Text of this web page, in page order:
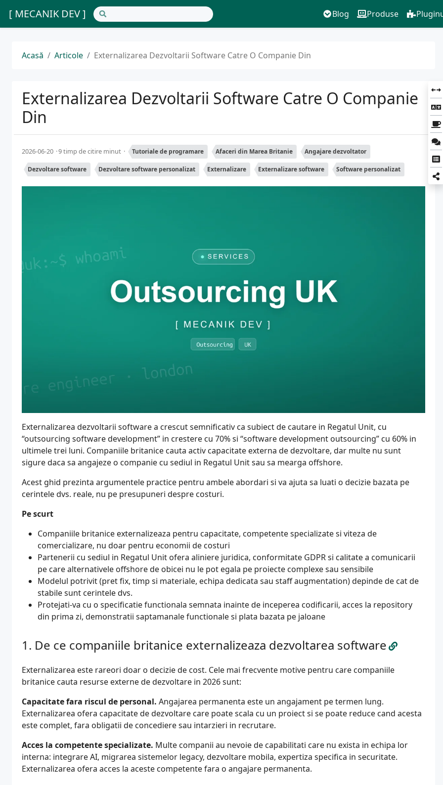
[ MECANIK DEV ] Blog Produse
Acasă Articole Externalizarea Dezvoltarii Software Catre O Companie Din
Externalizarea Dezvoltarii Software Catre O Companie
Din
2026-06-20 9 timp de citire minut Tutoriale de programare Afaceri din Marea Britanie Angajare dezvoltator
Dezvoltare software Dezvoltare software personalizat Externalizare Externalizare software Software personalizat
Externalizarea dezvoltarii software a crescut semnificativ ca subiect de cautare in Regatul Unit, cu
“outsourcing software development” in crestere cu 70% si “software development outsourcing” cu 60% in
ultimele trei luni. Companiile britanice cauta activ capacitate externa de dezvoltare, dar multe nu sunt
sigure daca sa angajeze o companie cu sediul in Regatul Unit sau sa mearga offshore.
Acest ghid prezinta argumentele practice pentru ambele abordari si va ajuta sa luati o decizie bazata pe
cerintele dvs. reale, nu pe presupuneri despre costuri.
Pe scurt
Companiile britanice externalizeaza pentru capacitate, competente specializate si viteza de
comercializare, nu doar pentru economii de costuri
Partenerii cu sediul in Regatul Unit ofera aliniere juridica, conformitate GDPR si calitate a comunicarii
pe care alternativele offshore de obicei nu le pot egala pe proiecte complexe sau sensibile
Modelul potrivit (pret fix, timp si materiale, echipa dedicata sau staff augmentation) depinde de cat de
stabile sunt cerintele dvs.
Protejati-va cu o specificatie functionala semnata inainte de inceperea codificarii, acces la repository
din prima zi, demonstratii saptamanale functionale si plata bazata pe jaloane
De ce companiile britanice externalizeaza dezvoltarea software
Externalizarea este rareori doar o decizie de cost. Cele mai frecvente motive pentru care companiile
britanice cauta resurse externe de dezvoltare in 2026 sunt:
Capacitate fara riscul de personal. Angajarea permanenta este un angajament pe termen lung.
Externalizarea ofera capacitate de dezvoltare care poate scala cu un proiect si se poate reduce cand acesta
este complet, fara obligatii de concediere sau intarzieri in recrutare.
Acces la competente specializate. Multe companii au nevoie de capabilitati care nu exista in echipa lor
interna: integrare AI, migrarea sistemelor legacy, dezvoltare mobila, expertiza specifica in securitate.
Externalizarea ofera acces la aceste competente fara o angajare permanenta.